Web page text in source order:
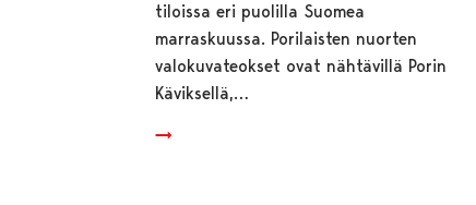
tiloissa eri puolilla Suomea
marraskuussa. Porilaisten nuorten
valokuvateokset ovat nähtävillä Porin
Käviksellä,…